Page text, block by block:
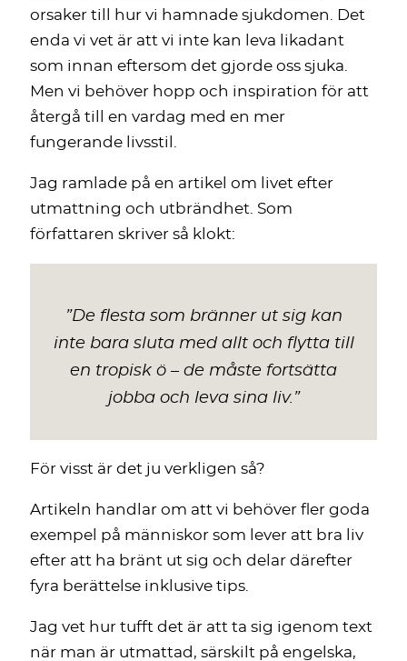
orsaker till hur vi hamnade sjukdomen. Det
enda vi vet är att vi inte kan leva likadant
som innan eftersom det gjorde oss sjuka.
Men vi behöver hopp och inspiration för att
återgå till en vardag med en mer
fungerande livsstil.
Jag ramlade på en artikel om livet efter
utmattning och utbrändhet. Som
författaren skriver så klokt:
”De flesta som bränner ut sig kan
inte bara sluta med allt och flytta till
en tropisk ö – de måste fortsätta
jobba och leva sina liv. ”
För visst är det ju verkligen så?
Artikeln handlar om att vi behöver fler goda
exempel på människor som lever att bra liv
efter att ha bränt ut sig och delar därefter
fyra berättelse inklusive tips.
Jag vet hur tufft det är att ta sig igenom text
när man är utmattad, särskilt på engelska,